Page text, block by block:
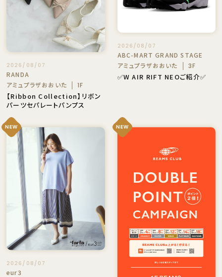
2026/08/07
RANDA
アミュプラザおおいた
1F
【Ribbon Collection】リボン
パーツセパレートパンプス
2026/08/07
ABC-MART GRAND STAGE
アミュプラザおおいた
3F
✅W AIR RIFT NEOご紹介✅
NEW
2026/08/07
eur3
NEW